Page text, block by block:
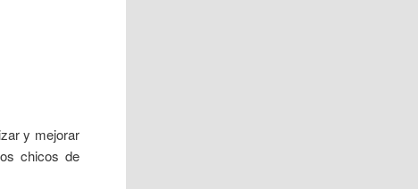
y mejorar
chicos de